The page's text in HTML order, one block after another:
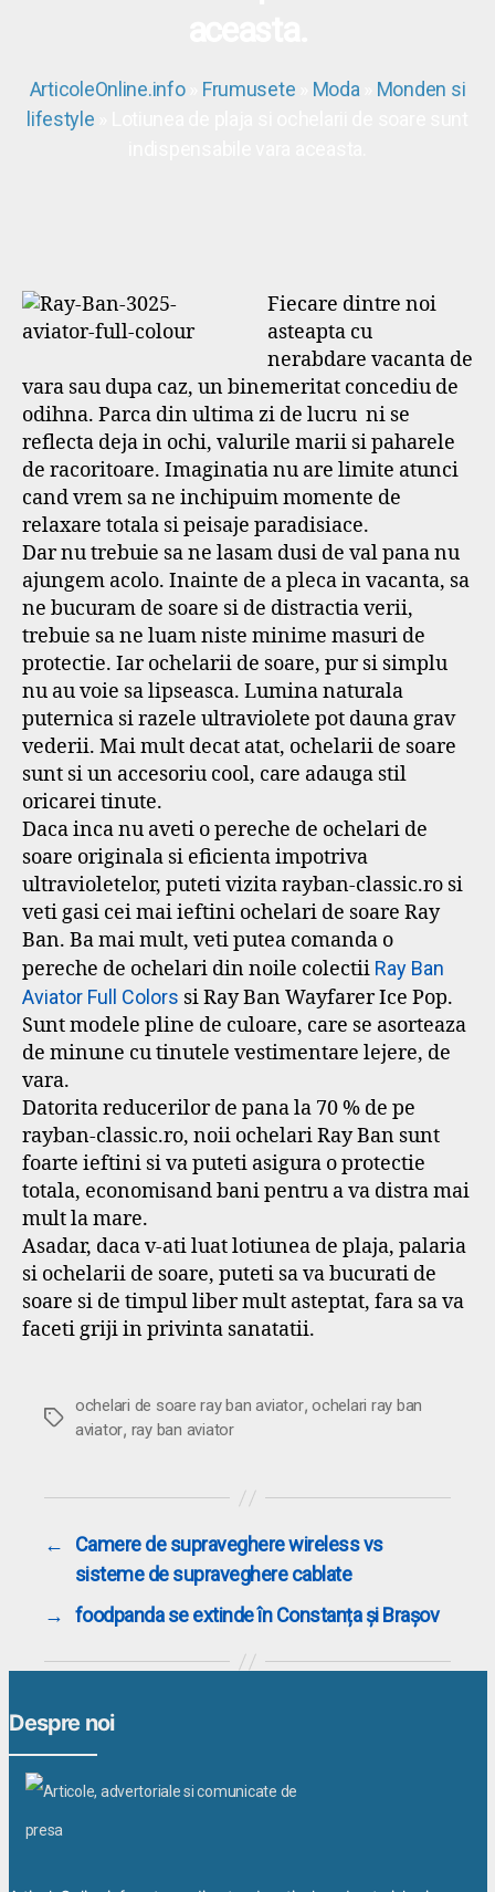
ArticoleOnline.info» Frumusete Moda
Monden si
lifestyle
Fiecare dintre noi
asteapta cu
nerabdare vacanta de
vara sau dupa caz, un binemeritat concediu de
odihna. Parca din ultima zi de lucru ni se
reflecta deja in ochi, valurile marii si paharele
de racoritoare. Imaginatia nu are limite atunci
cand vrem sa ne inchipuim momente de
relaxare totala si peisaje paradisiace.
Dar nu trebuie sa ne lasam dusi de val pana nu
ajungem acolo. Inainte de a pleca in vacanta, sa
ne bucuram de soare si de distractia verii,
trebuie sa ne luam niste minime masuri de
protectie. Iar ochelarii de soare, pur si simplu
nu au voie sa lipseasca. Lumina naturala
puternica si razele ultraviolete pot dauna grav
vederii. Mai mult decat atat, ochelarii de soare
sunt si un accesoriu cool, care adauga stil
oricarei tinute.
Daca inca nu aveti o pereche de ochelari de
soare originala si eficienta impotriva
ultravioletelor, puteti vizita rayban-classic.ro si
veti gasi cei mai ieftini ochelari de soare Ray
Ban. Ba mai mult, veti putea comanda o
pereche de ochelari din noile colectii Ray Ban
Aviator Full Colors si Ray Ban Wayfarer Ice Pop.
Sunt modele pline de culoare, care se asorteaza
de minune cu tinutele vestimentare lejere, de
vara.
Datorita reducerilor de pana la 70 % de pe
rayban-classic.ro, noii ochelari Ray Ban sunt
foarte ieftini si va puteti asigura o protectie
totala, economisand bani pentru a va distra mai
mult la mare.
Asadar, daca v-ati luat lotiunea de plaja, palaria
si ochelarii de soare, puteti sa va bucurati de
soare si de timpul liber mult asteptat, fara sa va
faceti griji in privinta sanatatii.
Etichete
ochelari de soare ray ban aviator,ochelari ray ban
aviator, ray ban aviator
←
Camere de supraveghere wireless vs
sisteme de supraveghere cablate
→
foodpanda se extinde în Constanța și Brașov
Despre noi